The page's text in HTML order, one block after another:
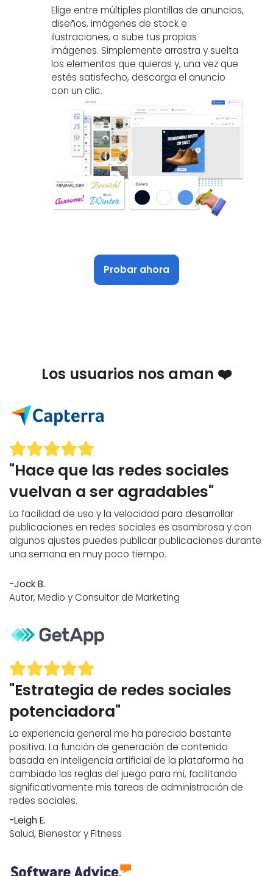
Elige entre múltiples plantillas de anuncios,
diseños, imágenes de stock e
ilustraciones, o sube tus propias
imágenes. Simplemente arrastra y suelta
los elementos que quieras y, una vez que
estés satisfecho, descarga el anuncio
con un clic.
Probar ahora
Los usuarios nos aman ❤️
"Hace que las redes sociales
vuelvan a ser agradables"
La facilidad de uso y la velocidad para desarrollar
publicaciones en redes sociales es asombrosa y con
algunos ajustes puedes publicar publicaciones durante
una semana en muy poco tiempo.
-Jock B.
Autor, Medio y Consultor de Marketing
"Estrategia de redes sociales
potenciadora"
La experiencia general me ha parecido bastante
positiva. La función de generación de contenido
basada en inteligencia artificial de la plataforma ha
cambiado las reglas del juego para mí, facilitando
significativamente mis tareas de administración de
redes sociales.
-Leigh E.
Salud, Bienestar y Fitness